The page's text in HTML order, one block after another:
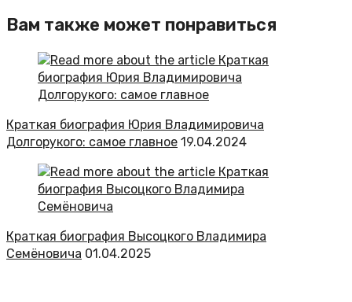
Вам также может понравиться
Краткая биография Юрия Владимировича
Долгорукого: самое главное 19.04.2024
Краткая биография Высоцкого Владимира
Семёновича 01.04.2025